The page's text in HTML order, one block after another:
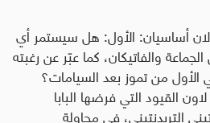
أساسيان: الأول: هل سيستمر أي
والفاتيكان، كما عبّر عن رغبته
الأول من تموز بعد السيامات؟
القيود التي فرضها البابا
التريدنتيني، في محاولة